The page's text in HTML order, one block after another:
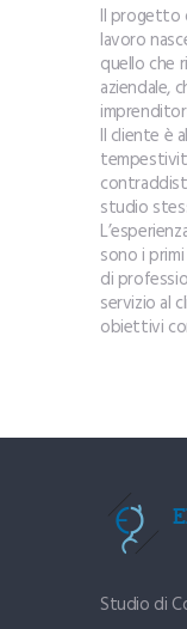
Il progetto
lavoro
quello che
aziendale,
Il cliente è
studio
sono i
di
servizio al
obiettivi
Studio di